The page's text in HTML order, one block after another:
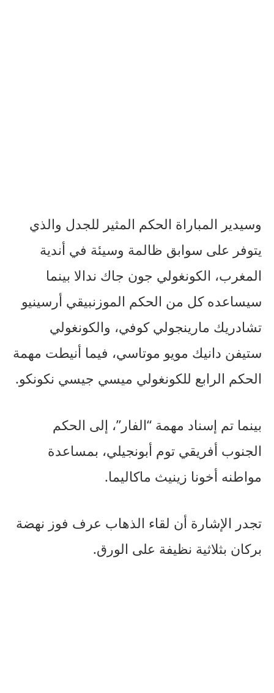
وسيدير المباراة الحكم المثير للجدل والذي
يتوفر على سوابق ظالمة وسيئة في أندية
المغرب، الكونغولي جون جاك ندالا بينما
سيساعده كل من الحكم الموزنبيقي أرسينيو
تشادريك مارينجولي كوفي، والكونغولي
ستيفن دانيك مويو موتاسي، فيما أنيطت مهمة
الحكم الرابع للكونغولي ميسي جيسي نكونكو.
بينما تم إسناد مهمة “الفار”، إلى الحكم
الجنوب أفريقي توم أبونجيلي، بمساعدة
مواطنه أخونا زينيث ماكاليما.
تجدر الإشارة أن لقاء الذهاب عرف فوز نهضة
بركان بثلاثية نظيفة على الورق.